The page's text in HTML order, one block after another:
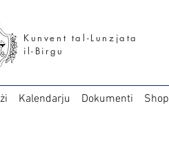
Kunvent tal-Lunzjata
il-Birgu
Kalendarju Dokumenti Shop